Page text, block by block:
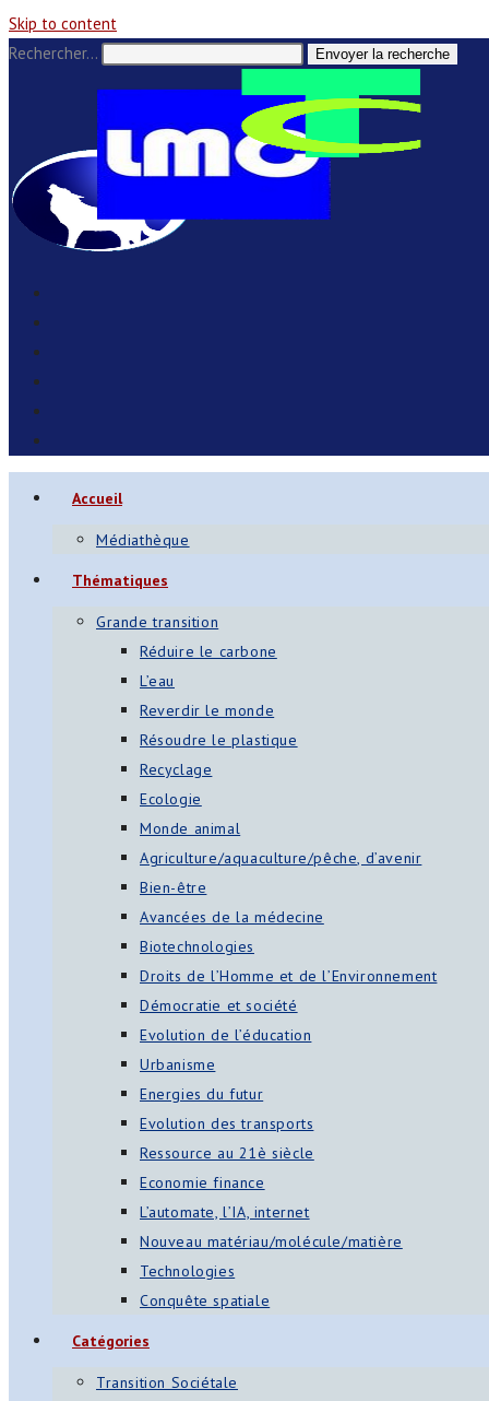
Skip to content
Rechercher…
Envoyer la recherche
Accueil
Médiathèque
Thématiques
Grande transition
Réduire le carbone
L’eau
Reverdir le monde
Résoudre le plastique
Recyclage
Ecologie
Monde animal
Agriculture/aquaculture/pêche, d’avenir
Bien-être
Avancées de la médecine
Biotechnologies
Droits de l’Homme et de l’Environnement
Démocratie et société
Evolution de l’éducation
Urbanisme
Energies du futur
Evolution des transports
Ressource au 21è siècle
Economie finance
L’automate, l’IA, internet
Nouveau matériau/molécule/matière
Technologies
Conquête spatiale
Catégories
Transition Sociétale